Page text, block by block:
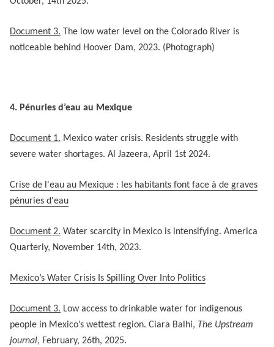
Document 3. The low water level on the Colorado River is
noticeable behind Hoover Dam, 2023. (Photograph)
4. Pénuries d’eau au Mexique
Document 1. Mexico water crisis. Residents struggle with
severe water shortages. Al Jazeera, April 1st 2024.
Crise de l'eau au Mexique : les habitants font face à de graves
pénuries d'eau
Document 2. Water scarcity in Mexico is intensifying. America
Quarterly, November 14th, 2023.
Mexico’s Water Crisis Is Spilling Over Into Politics
Document 3. Low access to drinkable water for indigenous
people in Mexico’s wettest region. Ciara Balhi, The Upstream
journal, February, 26th, 2025.